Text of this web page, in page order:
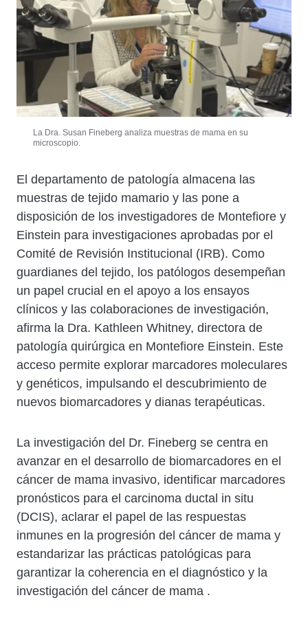
La Dra. Susan Fineberg analiza muestras de mama en su
microscopio.
El departamento de patología almacena las
muestras de tejido mamario y las pone a
disposición de los investigadores de Montefiore y
Einstein para investigaciones aprobadas por el
Comité de Revisión Institucional (IRB). Como
guardianes del tejido, los patólogos desempeñan
un papel crucial en el apoyo a los ensayos
clínicos y las colaboraciones de investigación,
afirma la Dra. Kathleen Whitney, directora de
patología quirúrgica en Montefiore Einstein. Este
acceso permite explorar marcadores moleculares
y genéticos, impulsando el descubrimiento de
nuevos biomarcadores y dianas terapéuticas.
La investigación del Dr. Fineberg se centra en
avanzar en el desarrollo de biomarcadores en el
cáncer de mama invasivo, identificar marcadores
pronósticos para el carcinoma ductal in situ
(DCIS), aclarar el papel de las respuestas
inmunes en la progresión del cáncer de mama y
estandarizar las prácticas patológicas para
garantizar la coherencia en el diagnóstico y la
investigación del cáncer de mama .